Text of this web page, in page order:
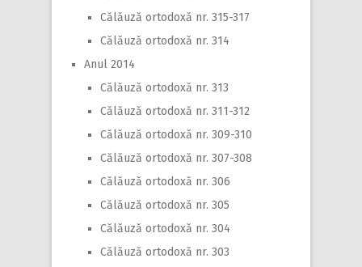
Călăuză ortodoxă nr. 315-317
Călăuză ortodoxă nr. 314
Anul 2014
Călăuză ortodoxă nr. 313
Călăuză ortodoxă nr. 311-312
Călăuză ortodoxă nr. 309-310
Călăuză ortodoxă nr. 307-308
Călăuză ortodoxă nr. 306
Călăuză ortodoxă nr. 305
Călăuză ortodoxă nr. 304
Călăuză ortodoxă nr. 303